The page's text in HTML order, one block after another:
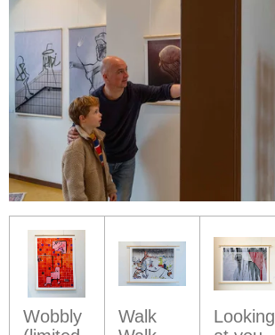
Wobbly
Walk
Looking